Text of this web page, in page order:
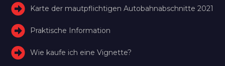
Karte der mautpflichtigen Autobahnabschnitte 2021
Praktische Information
Wie kaufe ich eine Vignette?